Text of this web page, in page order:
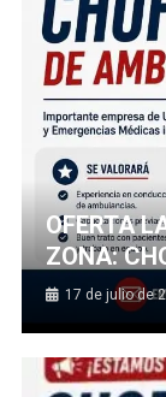
OFERTA
ZONA:
17 de julio de